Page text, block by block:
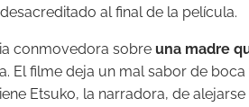
al final de la película.
conmovedora sobre una madre
El filme deja un mal sabor de
Etsuko, la narradora, de